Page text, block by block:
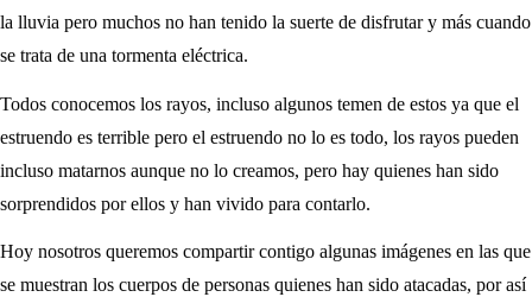
la lluvia pero muchos no han tenido la suerte de disfrutar y más cuando
se trata de una tormenta eléctrica.
Todos conocemos los rayos, incluso algunos temen de estos ya que el
estruendo es terrible pero el estruendo no lo es todo, los rayos pueden
incluso matarnos aunque no lo creamos, pero hay quienes han sido
sorprendidos por ellos y han vivido para contarlo.
Hoy nosotros queremos compartir contigo algunas imágenes en las que
se muestran los cuerpos de personas quienes han sido atacadas, por así